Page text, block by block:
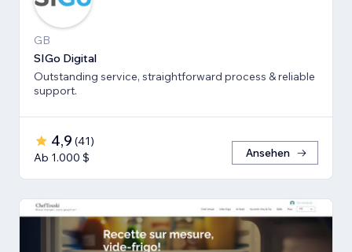
GB
SIGo Digital
Outstanding service, straightforward process & reliable
support.
4,9 (41)
Ab 1.000 $
Ansehen